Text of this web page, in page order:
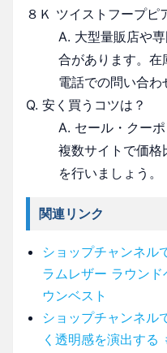
８Ｋ ツイストフープピ
A. 大型量販店や
合があります。
電話での問い合わ
Q. 安く買うコツは？
A. セール・クー
複数サイトで価格
を行いましょう。
関連リンク
ショップチャンネ
ラムレザー ラウン
ウンベスト
ショップチャンネ
く透明感を演出する